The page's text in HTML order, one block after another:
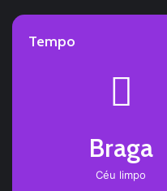
Tempo
Braga
Céu limpo